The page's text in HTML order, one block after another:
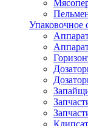
Упаковочное